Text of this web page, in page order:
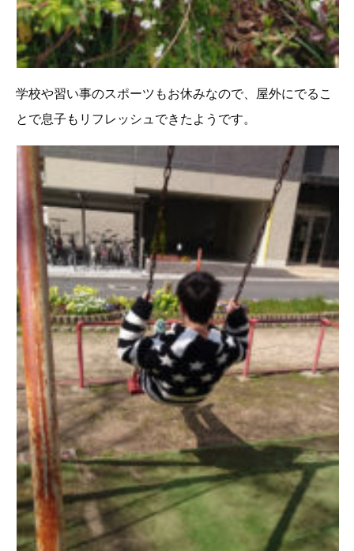
学校や習い事のスポーツもお休みなので、屋外にでるこ
とで息子もリフレッシュできたようです。